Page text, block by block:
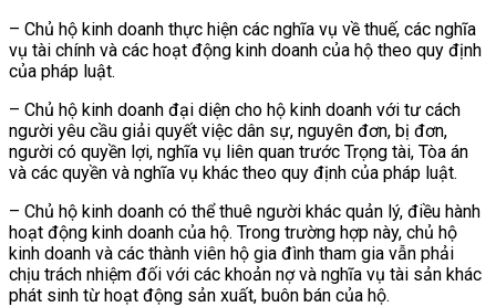
– Chủ hộ kinh doanh thực hiện các nghĩa vụ về thuế, các nghĩa
vụ tài chính và các hoạt động kinh doanh của hộ theo quy định
của pháp luật.
– Chủ hộ kinh doanh đại diện cho hộ kinh doanh với tư cách
người yêu cầu giải quyết việc dân sự, nguyên đơn, bị đơn,
người có quyền lợi, nghĩa vụ liên quan trước Trọng tài, Tòa án
và các quyền và nghĩa vụ khác theo quy định của pháp luật.
– Chủ hộ kinh doanh có thể thuê người khác quản lý, điều hành
hoạt động kinh doanh của hộ. Trong trường hợp này, chủ hộ
kinh doanh và các thành viên hộ gia đình tham gia vẫn phải
chịu trách nhiệm đối với các khoản nợ và nghĩa vụ tài sản khác
phát sinh từ hoạt động sản xuất, buôn bán của hộ.